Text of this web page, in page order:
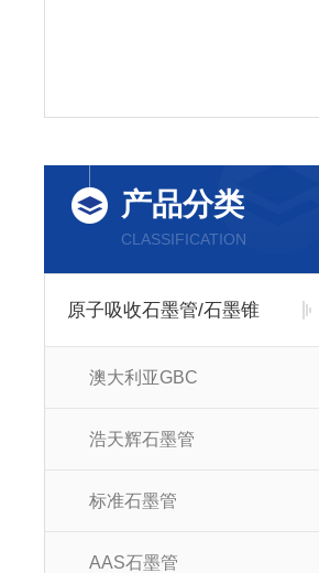
产品分类
CLASSIFICATION
原子吸收石墨管/石墨锥
澳大利亚GBC
浩天辉石墨管
标准石墨管
AAS石墨管